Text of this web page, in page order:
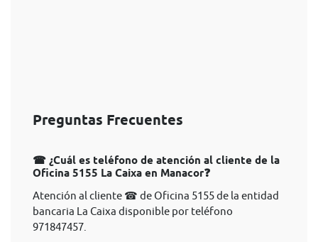
Preguntas Frecuentes
☎ ¿Cuál es teléfono de atención al cliente de la
Oficina 5155 La Caixa en Manacor❓
Atención al cliente ☎ de Oficina 5155 de la entidad
bancaria La Caixa disponible por teléfono
971847457.